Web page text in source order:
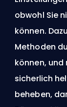
obwohl Sie
können.
Methoden
können,
sicherlich
beheben,